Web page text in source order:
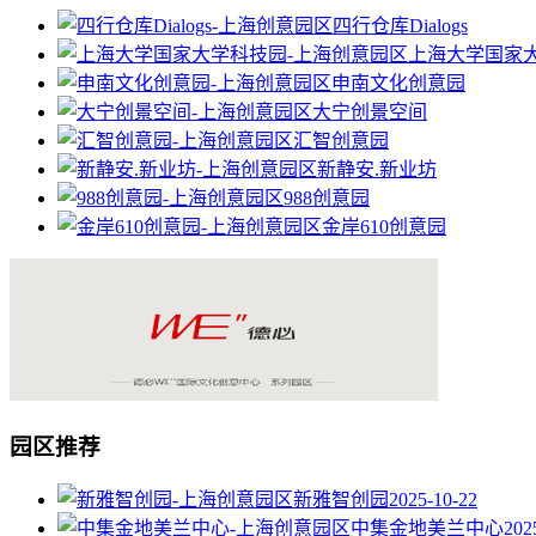
四行仓库Dialogs
上海大学国家
申南文化创意园
大宁创景空间
汇智创意园
新静安.新业坊
988创意园
金岸610创意园
园区推荐
新雅智创园 2025-10-22
中集金地美兰中心